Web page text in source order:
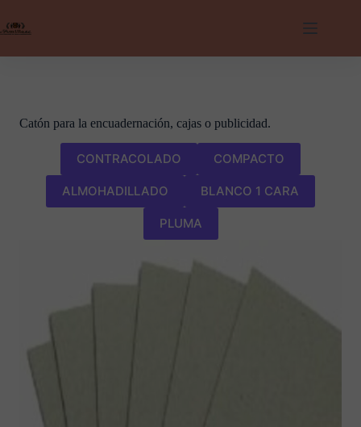
al
contenido
Catón para la encuadernación, cajas o publicidad.
CONTRACOLADO COMPACTO
ALMOHADILLADO BLANCO 1 CARA
PLUMA